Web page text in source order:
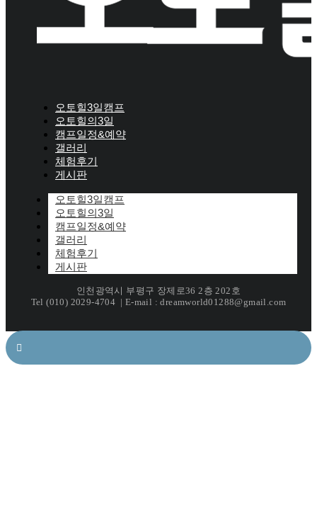
오토힐3일캠프
오토힐의3일
캠프일정&예약
갤러리
체험후기
게시판
오토힐3일캠프
오토힐의3일
캠프일정&예약
갤러리
체험후기
게시판
인천광역시 부평구 장제로36 2층 202호
Tel (010) 2029-4704 | E-mail : dreamworld01288@gmail.com